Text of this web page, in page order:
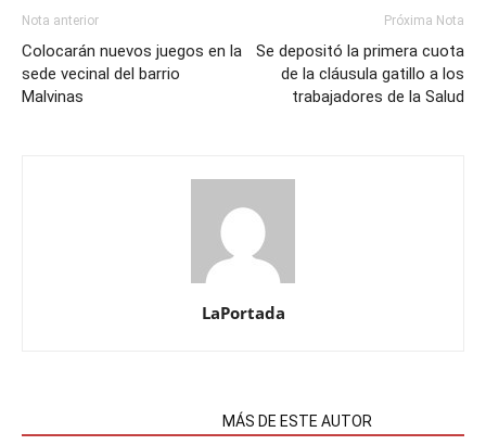
Nota anterior
Colocarán nuevos juegos en la
sede vecinal del barrio
Malvinas
Próxima Nota
Se depositó la primera cuota
de la cláusula gatillo a los
trabajadores de la Salud
LaPortada
MÁS DE ESTE AUTOR